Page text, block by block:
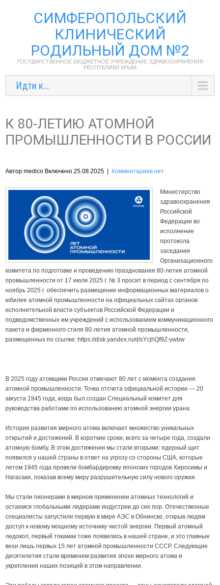
СИМФЕРОПОЛЬСКИЙ
КЛИНИЧЕСКИЙ
РОДИЛЬНЫЙ ДОМ №2
ГОСУДАРСТВЕННОЕ БЮДЖЕТНОЕ УЧРЕЖДЕНИЕ ЗДРАВООХРАНЕНИЯ
РЕСПУБЛИКИ КРЫМ
Идти к...
К 80-ЛЕТИЮ АТОМНОЙ
ПРОМЫШЛЕННОСТИ В РОССИИ
Автор medico Включено 25.08.2025 Комментариев нет
Министерство
здравоохранения
Российской
Федерации во
исполнение
протокола
заседания
Организационного
комитета по подготовке и проведению празднования 80-летия атомной
промышленности от 17 июля 2025 г. № 3 просит в период с сентября по
ноябрь 2025 г. обеспечить размещение информационных материалов о
юбилее атомной промышленности на официальных сайтах органов
исполнительной власти субъектов Российской Федерации и
подведомственных им учреждений с использованием коммуникационного
пакета и фирменного стиля 80-летия атомной промышленности,
размещенных по ссылке: https://disk.yandex.ru/d/sYcjhQf9Z-ywbw
В 2025 году атомщики России отмечают 80 лет с момента создания
атомной промышленности. Точка отсчета официальной истории — 20
августа 1945 года, когда был создан Специальный комитет для
руководства работами по использованию атомной энергии урана.
История развития мирного атома включает множество уникальных
открытий и достижений. В короткие сроки, всего за четыре года, создали
атомную бомбу. В этом достижении мы стали вторыми: ядерный щит
появился у нашей страны в ответ на угрозу со стороны США, которые
летом 1945 года провели бомбардировку японских городов Хиросимы и
Нагасаки, показав всему миру разрушительную силу нового оружия.
Мы стали пионерами в мирном применении атомных технологий и
остаемся глобальными лидерами индустрии до сих пор. Отечественные
специалисты запустили первую в мире АЭС в Обнинске, открыв людям
доступ к новому мощному источнику чистой энергии. Первый атомный
ледокол, первый токамак тоже появились в нашей стране, и это главные
вехи лишь первых 15 лет атомной промышленности СССР. Следующие
десятилетия стали временем развития эпохи мирного атома и
укрепления наших позиций в этом направлении.